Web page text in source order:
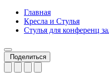
Главная
Кресла и Стулья
Стулья для конференц
Поделиться